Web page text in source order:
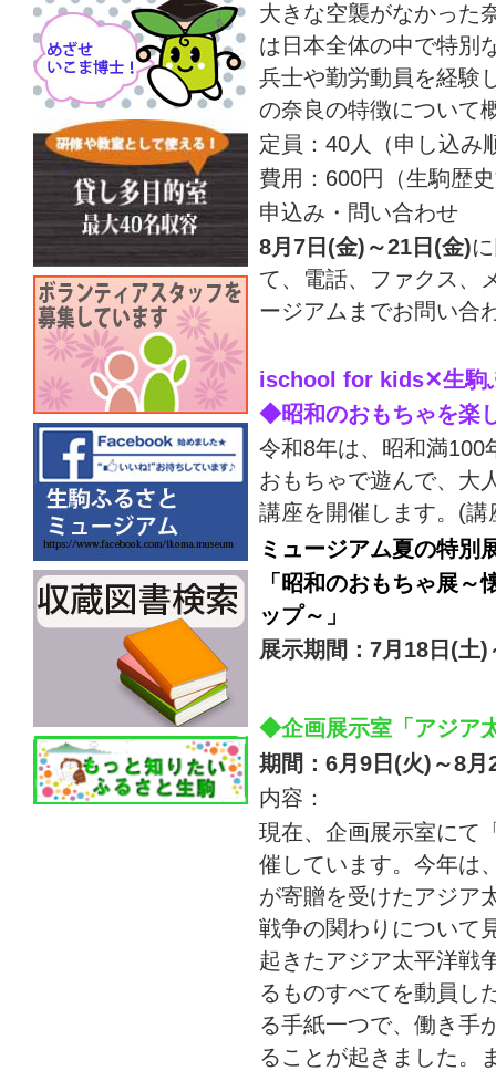
大きな空襲がなかった
は日本全体の中で特別
兵士や勤労動員を経験
の奈良の特徴について
定員：40人（申し込み
費用：600円（生駒歴
申込み・問い合わせ
8月7日(金)～21日(金)
て、電話、ファクス、
ージアムまでお問い合
ischool for kids✕生駒
◆昭和のおもちゃを楽
令和8年は、昭和満100
おもちゃで遊んで、大
講座を開催します。(
ミュージアム夏の特別
「昭和のおもちゃ展
ップ～」
展示期間：7月18日(土
◆企画展示室「アジア
期間：6月9日(火)～8月
内容：
現在、企画展示室にて
催しています。今年は
が寄贈を受けたアジア
戦争の関わりについて
起きたアジア太平洋戦
るものすべてを動員し
る手紙一つで、働き手
ることが起きました。